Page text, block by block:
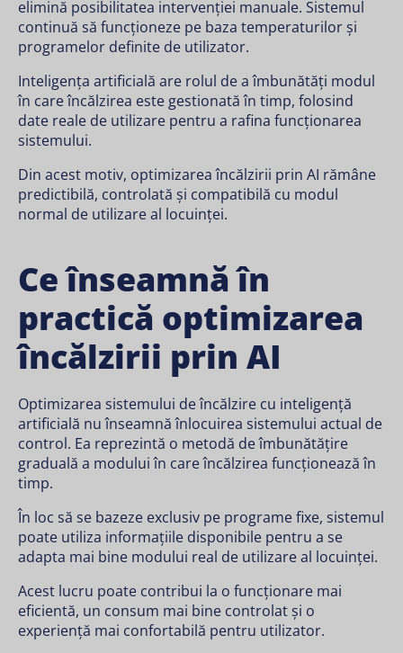
elimină posibilitatea intervenției manuale. Sistemul
continuă să funcționeze pe baza temperaturilor și
programelor definite de utilizator.
Inteligența artificială are rolul de a îmbunătăți modul
în care încălzirea este gestionată în timp, folosind
date reale de utilizare pentru a rafina funcționarea
sistemului.
Din acest motiv, optimizarea încălzirii prin AI rămâne
predictibilă, controlată și compatibilă cu modul
normal de utilizare al locuinței.
Ce înseamnă în
practică optimizarea
încălzirii prin AI
Optimizarea sistemului de încălzire cu inteligență
artificială nu înseamnă înlocuirea sistemului actual de
control. Ea reprezintă o metodă de îmbunătățire
graduală a modului în care încălzirea funcționează în
timp.
În loc să se bazeze exclusiv pe programe fixe, sistemul
poate utiliza informațiile disponibile pentru a se
adapta mai bine modului real de utilizare al locuinței.
Acest lucru poate contribui la o funcționare mai
eficientă, un consum mai bine controlat și o
experiență mai confortabilă pentru utilizator.